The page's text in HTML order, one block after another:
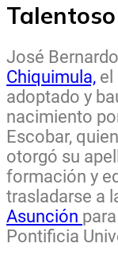
José
Chiquimula, el
adoptado y
nacimiento
Escobar,
otorgó su
formación y
trasladarse a
Asunción
Pontificia